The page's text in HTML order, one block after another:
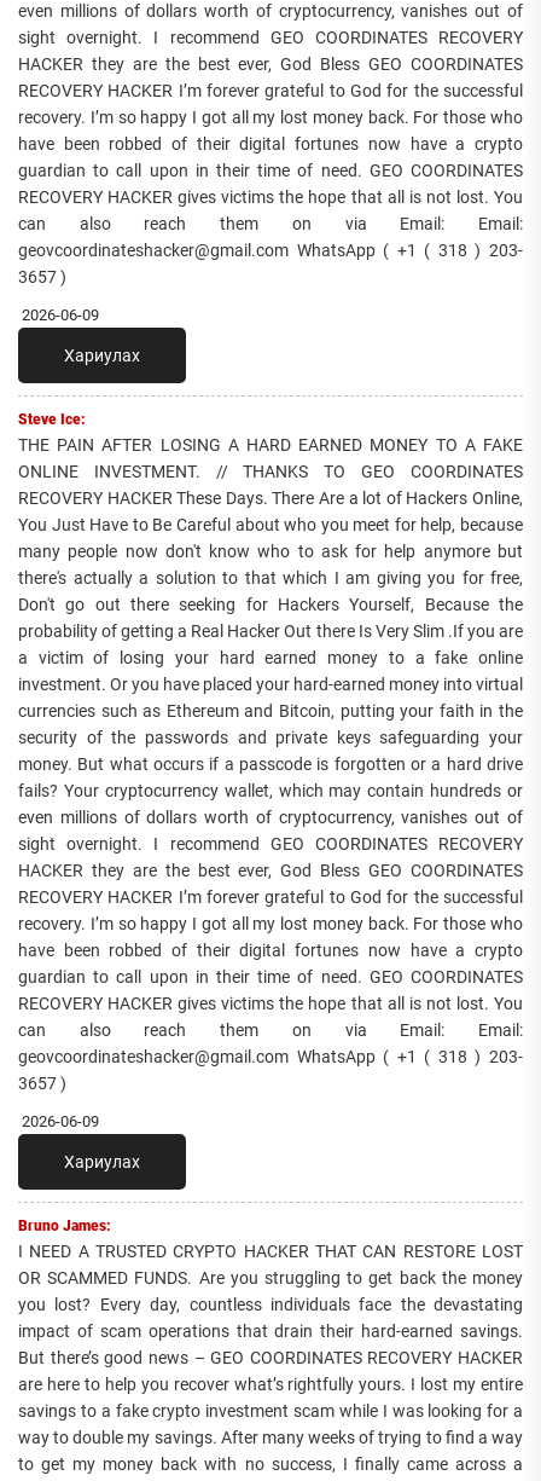
even millions of dollars worth of cryptocurrency, vanishes out of
sight overnight. I recommend GEO COORDINATES RECOVERY
HACKER they are the best ever, God Bless GEO COORDINATES
RECOVERY HACKER I’m forever grateful to God for the successful
recovery. I’m so happy I got all my lost money back. For those who
have been robbed of their digital fortunes now have a crypto
guardian to call upon in their time of need. GEO COORDINATES
RECOVERY HACKER gives victims the hope that all is not lost. You
can also reach them on via Email: Email:
geovcoordinateshacker@gmail.com WhatsApp ( +1 ( 318 ) 203-
3657 )
2026-06-09
Хариулах
Steve Ice:
THE PAIN AFTER LOSING A HARD EARNED MONEY TO A FAKE
ONLINE INVESTMENT. // THANKS TO GEO COORDINATES
RECOVERY HACKER These Days. There Are a lot of Hackers Online,
You Just Have to Be Careful about who you meet for help, because
many people now don't know who to ask for help anymore but
there's actually a solution to that which I am giving you for free,
Don't go out there seeking for Hackers Yourself, Because the
probability of getting a Real Hacker Out there Is Very Slim .If you are
a victim of losing your hard earned money to a fake online
investment. Or you have placed your hard-earned money into virtual
currencies such as Ethereum and Bitcoin, putting your faith in the
security of the passwords and private keys safeguarding your
money. But what occurs if a passcode is forgotten or a hard drive
fails? Your cryptocurrency wallet, which may contain hundreds or
even millions of dollars worth of cryptocurrency, vanishes out of
sight overnight. I recommend GEO COORDINATES RECOVERY
HACKER they are the best ever, God Bless GEO COORDINATES
RECOVERY HACKER I’m forever grateful to God for the successful
recovery. I’m so happy I got all my lost money back. For those who
have been robbed of their digital fortunes now have a crypto
guardian to call upon in their time of need. GEO COORDINATES
RECOVERY HACKER gives victims the hope that all is not lost. You
can also reach them on via Email: Email:
geovcoordinateshacker@gmail.com WhatsApp ( +1 ( 318 ) 203-
3657 )
2026-06-09
Хариулах
Bruno James:
I NEED A TRUSTED CRYPTO HACKER THAT CAN RESTORE LOST
OR SCAMMED FUNDS. Are you struggling to get back the money
you lost? Every day, countless individuals face the devastating
impact of scam operations that drain their hard-earned savings.
But there’s good news – GEO COORDINATES RECOVERY HACKER
are here to help you recover what’s rightfully yours. I lost my entire
savings to a fake crypto investment scam while I was looking for a
way to double my savings. After many weeks of trying to find a way
to get my money back with no success, I finally came across a